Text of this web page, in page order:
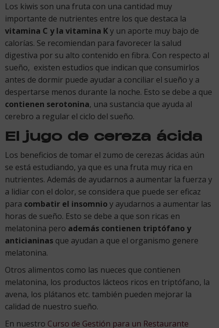
Los kiwis son una fruta con una cantidad muy
importante de nutrientes entre los que destaca la
vitamina C y la vitamina Ky un aporte muy bajo de
calorías. Se recomiendan para favorecer la salud
digestiva por su alto contenido en fibra. Con respecto al
sueño, existen estudios que indican que consumirlos
antes de dormir puede ayudar a conciliar el sueño y a
despertarse menos durante la noche. Esto se debe a que
contienen serotonina, una sustancia que ayuda al
cerebro a regular el ciclo del sueño.
El jugo de cereza ácida
Los beneficios de tomar el zumo de cerezas ácidas aún
se está estudiando, ya que es una fruta muy rica en
nutrientes. Además de ayudarnos a aumentar la fuerza y
a lidiar con el dolor, se considera que puede ser eficaz
para combatir el insomnioy ayudarnos a aumentar las
horas de sueño. Esto se debe a que son ricas en
melatonina pero además contienen triptófano y
anticianinas que ayudan a que el organismo genere
melatonina.
Otros alimentos como las nueces que contienen
melatonina, los productos lácteos ricos en triptófano, la
avena, los plátanos etc. también pueden mejorar la
calidad de nuestro sueño.
En nuestro Curso de Gestión para un Restaurante